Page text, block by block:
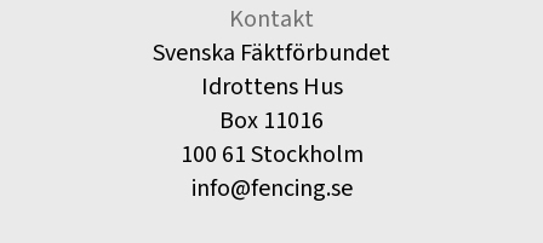
Kontakt
Svenska Fäktförbundet
Idrottens Hus
Box 11016
100 61 Stockholm
info@fencing.se